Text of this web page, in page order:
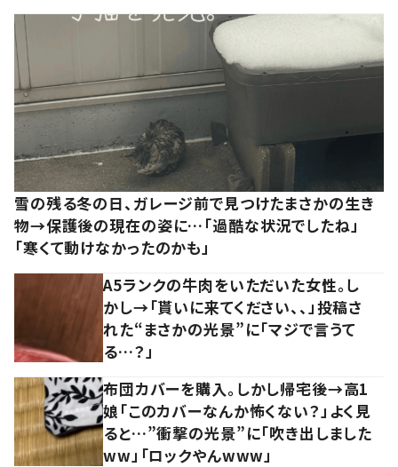
雪の残る冬の日、ガレージ前で見つけたまさかの生き
物→保護後の現在の姿に…「過酷な状況でしたね」
「寒くて動けなかったのかも」
A5ランクの牛肉をいただいた女性。し
かし→「貰いに来てください、、」投稿さ
れた“まさかの光景”に「マジで言うて
る…？」
布団カバーを購入。しかし帰宅後→高1
娘「このカバーなんか怖くない？」よく見
ると…”衝撃の光景”に「吹き出しました
ww」「ロックやんwww」